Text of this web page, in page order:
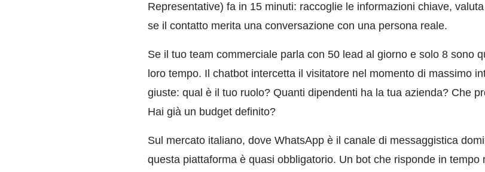
Representative) fa in 15 minuti: raccoglie le informazioni chiave,
se il contatto merita una conversazione con una persona reale.
Se il tuo team commerciale parla con 50 lead al giorno e solo 8 sono
loro tempo. Il chatbot intercetta il visitatore nel momento di massimo
giuste: qual è il tuo ruolo? Quanti dipendenti ha la tua azienda? Che
Hai già un budget definito?
Sul mercato italiano, dove WhatsApp è il canale di messaggistica
questa piattaforma è quasi obbligatorio. Un bot che risponde in tempo